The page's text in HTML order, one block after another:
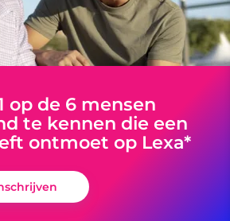
op de 6 mensen
te kennen die een
ontmoet op Lexa*